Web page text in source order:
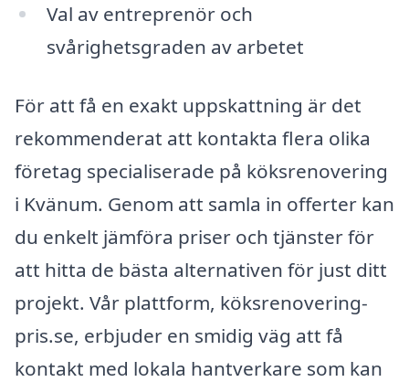
Val av entreprenör och
svårighetsgraden av arbetet
För att få en exakt uppskattning är det
rekommenderat att kontakta flera olika
företag specialiserade på köksrenovering
i Kvänum. Genom att samla in offerter kan
du enkelt jämföra priser och tjänster för
att hitta de bästa alternativen för just ditt
projekt. Vår plattform, köksrenovering-
pris.se, erbjuder en smidig väg att få
kontakt med lokala hantverkare som kan